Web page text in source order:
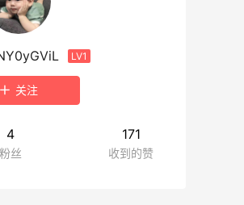
LV1
关注
4
粉丝
171
收到的赞